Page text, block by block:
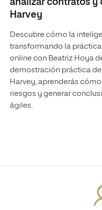
analizar contratos
Harvey
Descubre cómo la
transformando la
online con Beatriz Hoya
demostración práctica
Harvey, aprenderás
riesgos y generar
ágiles.